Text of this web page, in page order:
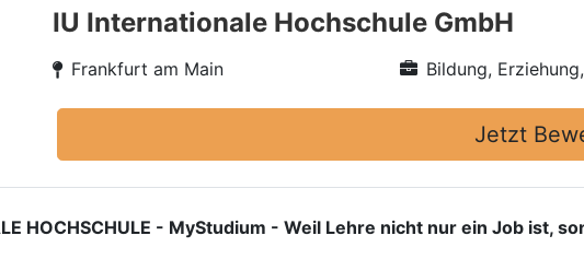
IU Internationale Hochschule GmbH
Frankfurt am Main Bildung,
Jetzt
HOCHSCHULE - MyStudium - Weil Lehre nicht nur ein Job ist,